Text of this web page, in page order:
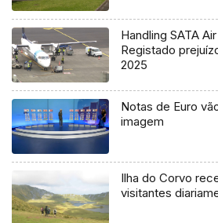
Handling SATA
Registado
2025
Notas de Euro
imagem
Ilha do Corvo
visitantes